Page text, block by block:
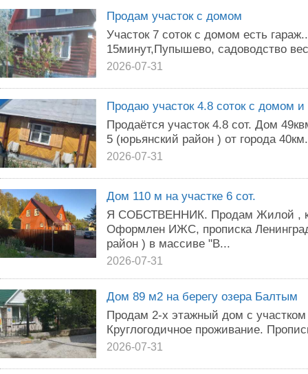
Продам участок с домом
Участок 7 соток с домом есть
15минут,Пупышево, садоводство
2026-07-31
Продаю участок 4.8 соток с домом и
Продаётся участок 4.8 сот. Дом
5 (юрьянский район ) от города 40км.
2026-07-31
Дом 110 м на участке 6 сот.
Я СОБСТВЕННИК. Продам Жилой ,
Оформлен ИЖС, прописка
район ) в массиве "В...
2026-07-31
Дом 89 м2 на берегу озера Балтым
Продам 2-х этажный дом с
Круглогодичное проживание.
2026-07-31